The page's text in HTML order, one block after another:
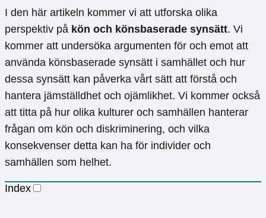
I den här artikeln kommer vi att utforska olika
perspektiv på kön och könsbaserade synsätt. Vi
kommer att undersöka argumenten för och emot att
använda könsbaserade synsätt i samhället och hur
dessa synsätt kan påverka vårt sätt att förstå och
hantera jämställdhet och ojämlikhet. Vi kommer också
att titta på hur olika kulturer och samhällen hanterar
frågan om kön och diskriminering, och vilka
konsekvenser detta kan ha för individer och
samhällen som helhet.
Index